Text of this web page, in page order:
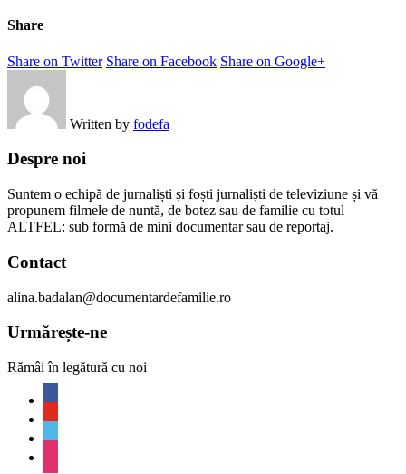
Share
Share on Twitter Share on Facebook Share on Google+
Written by fodefa
Despre noi
Suntem o echipă de jurnaliști și foști jurnaliști de televiziune și vă
propunem filmele de nuntă, de botez sau de familie cu totul
ALTFEL: sub formă de mini documentar sau de reportaj.
Contact
alina.badalan@documentardefamilie.ro
Urmărește-ne
Rămâi în legătură cu noi